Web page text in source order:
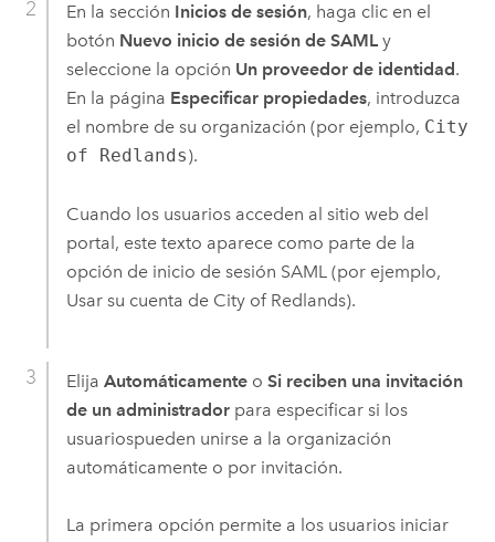
En la sección Inicios de sesión, haga clic en el
botón Nuevo inicio de sesión de SAMLy
seleccione la opción Un proveedor de identidad.
En la página Especificar propiedades, introduzca
el nombre de su organización (por ejemplo, City
of Redlands).
Cuando los usuarios acceden al sitio web del
portal, este texto aparece como parte de la
opción de inicio de sesión SAML (por ejemplo,
Usar su cuenta de City of Redlands).
Elija Automáticamenteo Si reciben una invitación
de un administradorpara especificar si los
usuariospueden unirse a la organización
automáticamente o por invitación.
La primera opción permite a los usuarios iniciar